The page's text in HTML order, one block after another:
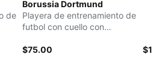
de
Borussia Dortmund
Playera de entrenamiento de
futbol con cuello con
$75.00